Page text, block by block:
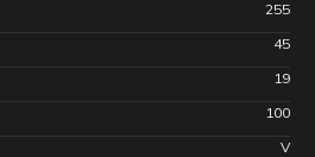
255
45
19
100
V